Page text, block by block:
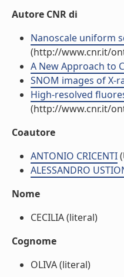
Autore CNR di
Nanoscale uniform
(http://www.cnr.it/
A New Approach to
SNOM images of X-
High-resolved
(http://www.cnr.it/
Coautore
ANTONIO CRICENTI
ALESSANDRO
Nome
CECILIA (literal)
Cognome
OLIVA (literal)